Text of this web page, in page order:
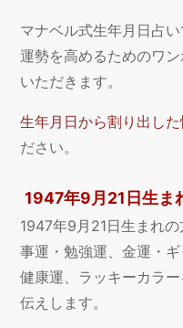
マナベル式生年月日占
運勢を高めるためのワ
いただきます。
生年月日から割り出し
ださい。
1947年9月21日生ま
1947年9月21日生まれ
事運・勉強運、金運・
健康運、ラッキーカラ
伝えします。